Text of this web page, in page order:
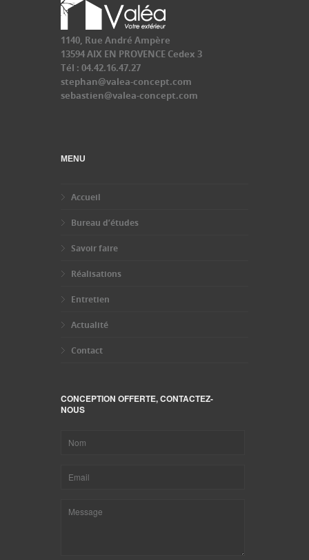
1140, Rue André Ampère
13594 AIX EN PROVENCE Cedex 3
Tél : 04.42.16.47.27
stephan@valea-concept.com
sebastien@valea-concept.com
MENU
Accueil
Bureau d’études
Savoir faire
Réalisations
Entretien
Actualité
Contact
CONCEPTION OFFERTE, CONTACTEZ-
NOUS